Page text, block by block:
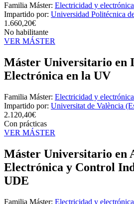
Familia Máster: Electricidad y electrónica
Impartido por: Universidad Politécnica
1.660,20€
No habilitante
VER MÁSTER
Máster Universitario en
Electrónica en la UV
Familia Máster: Electricidad y electrónica
Impartido por: Universitat de València
2.120,40€
Con prácticas
VER MÁSTER
Máster Universitario en
Electrónica y Control
UDE
Familia Máster: Electricidad y electrónica